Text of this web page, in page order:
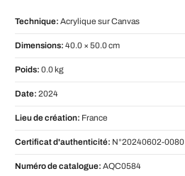
Technique: Acrylique sur Canvas
Dimensions: 40.0 × 50.0 cm
Poids: 0.0 kg
Date: 2024
Lieu de création: France
Certificat d'authenticité: N°20240602-0080
Numéro de catalogue: AQC0584